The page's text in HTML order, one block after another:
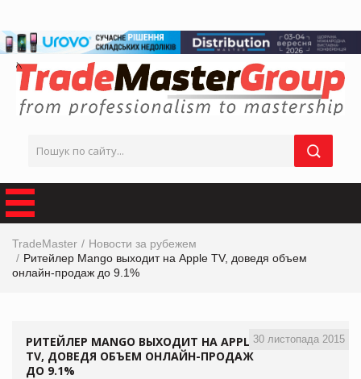
TradeMaster
Новости за рубежем
Ритейлер Mango выходит на Apple TV, доведя объем
онлайн-продаж до 9.1%
30 листопада 2015
РИТЕЙЛЕР MANGO ВЫХОДИТ НА APPLE
TV, ДОВЕДЯ ОБЪЕМ ОНЛАЙН-ПРОДАЖ
ДО 9.1%